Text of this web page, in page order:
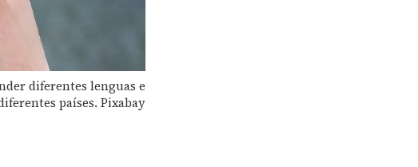
diferentes lenguas e
países. Pixabay